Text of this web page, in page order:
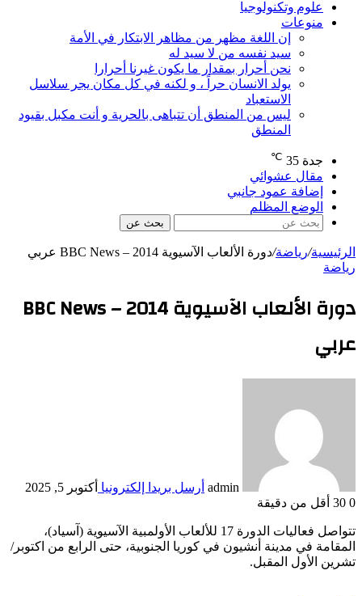
علوم وتكنولوجيا
منوعات
إن اللغة مظهر من مظاهر الابتكار في الأمة
سيد نفسه من لا سيد له
نحن أحرار بمقدار ما يكون غيرنا أحرارا
يولد الانسان حراً ، و لكنه في كل مكان يجر سلاسل
الاستعباد
ليس من المنطق أن تتباهى بالحرية و أنت مكبل بقيود
المنطق
جدة 35
℃
مقال عشوائي
إضافة عمود جانبي
الوضع المظلم
بحث عن
الرئيسية/رياضة/دورة الألعاب الآسيوية 2014 – BBC News عربي
رياضة
دورة الألعاب الآسيوية 2014 – BBC News
عربي
admin أرسل بريدا إلكترونيا أكتوبر 5, 2025
0
أقل من دقيقة
تتواصل فعاليات الدورة 17 للألعاب الأولمبية الآسيوية (آسياد)،
المقامة في مدينة أنشيون في كوريا الجنوبية، حتى الرابع من اكتوبر/
تشرين الأول المقبل.